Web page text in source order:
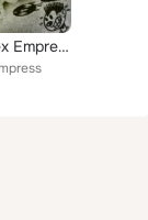
Blacklist (feat. Lex Empress)